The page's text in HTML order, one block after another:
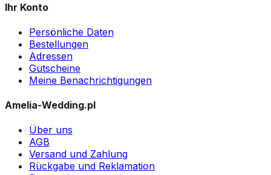
Ihr Konto
Persönliche Daten
Bestellungen
Adressen
Gutscheine
Meine Benachrichtigungen
Amelia-Wedding.pl
Über uns
AGB
Versand und Zahlung
Rückgabe und Reklamation